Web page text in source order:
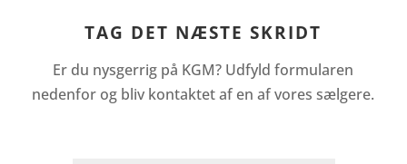
TAG DET NÆSTE SKRIDT
Er du nysgerrig på KGM? Udfyld formularen
nedenfor og bliv kontaktet af en af vores sælgere.